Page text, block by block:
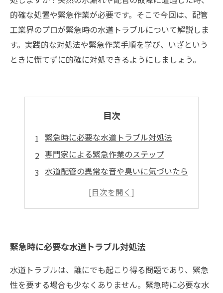
的確な処置や緊急作業が必要です。そこで今回は、配管
工業界のプロが緊急時の水道トラブルについて解説しま
す。実践的な対処法や緊急作業手順を学び、いざという
ときに慌てずに的確に対処できるようにしましょう。
目次
緊急時に必要な水道トラブル対処法
専門家による緊急作業のステップ
水道配管の異常な音や臭いに気づいたら
水漏れや詰まりの原因と対処法
緊急時に必要な水道トラブル対処法
水道トラブルは、誰にでも起こり得る問題であり、緊急
性を要する場合も少なくありません。緊急時に必要な水